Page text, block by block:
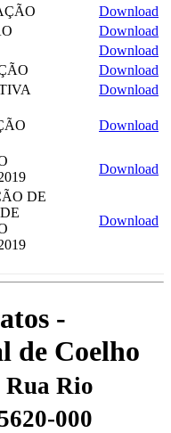
Download
Download
Download
Download
Download
Download
Download
DE
Download
-
de Coelho
Rua Rio
000